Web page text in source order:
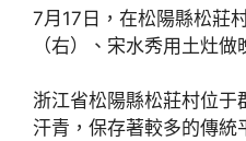
7月17日，在松陽縣松莊
（右）、宋水秀用土灶做
浙江省松陽縣松莊村位
汗青，保存著較多的傳統